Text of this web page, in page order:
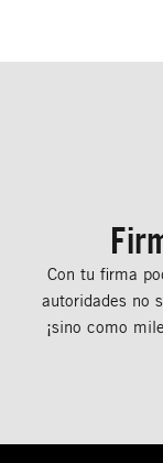
Con tu ﬁrma
autoridades no
¡sino como